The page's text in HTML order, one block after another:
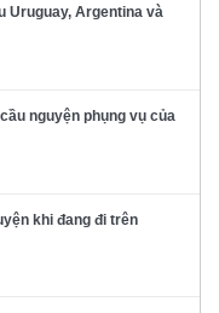
Uruguay, Argentina và
nguyện phụng vụ của
khi đang đi trên